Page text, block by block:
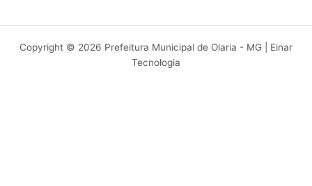
Copyright © 2026 Prefeitura Municipal de Olaria - MG | Einar
Tecnologia